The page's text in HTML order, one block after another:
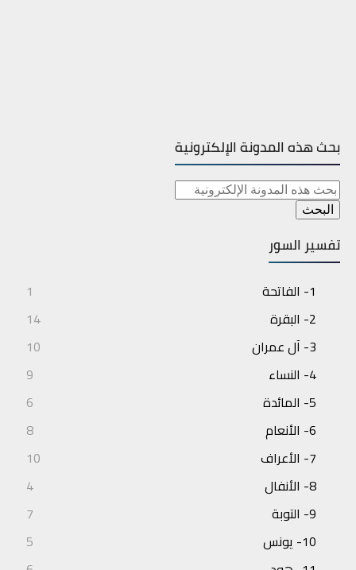
بحث هذه المدونة الإلكترونية
تفسير السور
1- الفاتحة
1
2- البقرة
14
3- آل عمران
10
4- النساء
9
5- المائدة
6
6- الأنعام
8
7- الأعراف
10
8- الأنفال
4
9- التوبة
7
10- يونس
5